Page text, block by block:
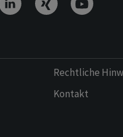
Rechtliche
Kontakt